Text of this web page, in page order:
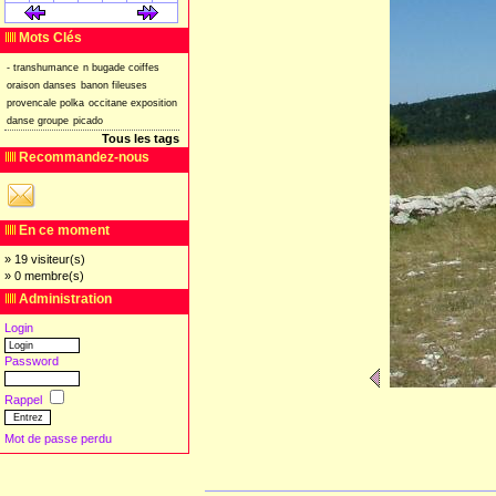
Mots Clés
- transhumance n bugade coiffes
oraison danses banon fileuses
provencale polka occitane exposition
danse groupe picado
Tous les tags
Recommandez-nous
En ce moment
» 19 visiteur(s)
» 0 membre(s)
Administration
Login
Password
Rappel
Mot de passe perdu